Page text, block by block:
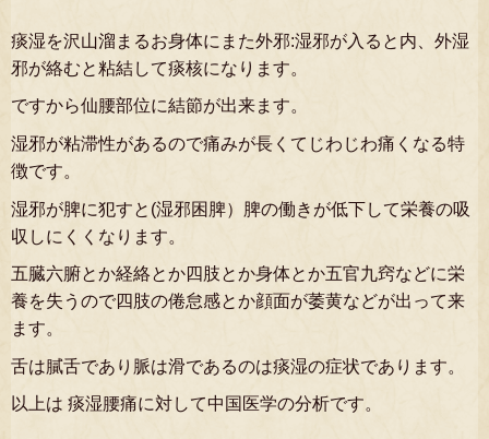
痰湿を沢山溜まるお身体にまた外邪:湿邪が入ると内、外湿
邪が絡むと粘結して痰核になります。
ですから仙腰部位に結節が出来ます。
湿邪が粘滞性があるので痛みが長くてじわじわ痛くなる特
徴です。
湿邪が脾に犯すと(湿邪困脾）脾の働きが低下して栄養の吸
収しにくくなります。
五臓六腑とか経絡とか四肢とか身体とか五官九窍などに栄
養を失うので四肢の倦怠感とか顔面が萎黄などが出って来
ます。
舌は膩舌であり脈は滑であるのは痰湿の症状であります。
以上は 痰湿腰痛に対して中国医学の分析です。